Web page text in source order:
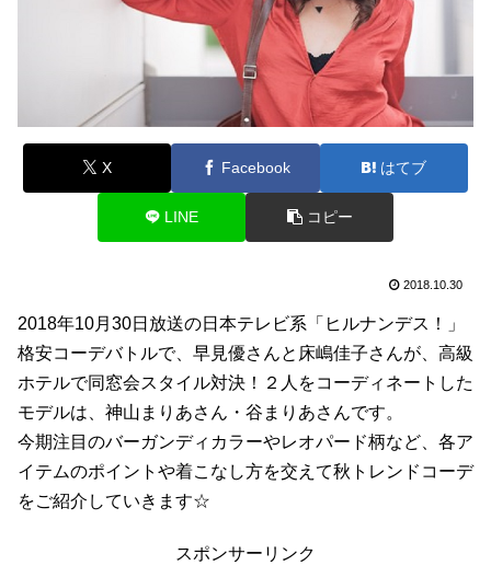
X Facebook はてブ
LINE コピー
2018.10.30
2018年10月30日放送の日本テレビ系「ヒルナンデス！」
格安コーデバトルで、早見優さんと床嶋佳子さんが、高級
ホテルで同窓会スタイル対決！２人をコーディネートした
モデルは、神山まりあさん・谷まりあさんです。
今期注目のバーガンディカラーやレオパード柄など、各ア
イテムのポイントや着こなし方を交えて秋トレンドコーデ
をご紹介していきます☆
スポンサーリンク